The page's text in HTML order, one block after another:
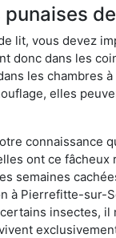
lit, vous devez
donc dans les
les chambres
elles
connaissance
ont ce fâcheux
semaines
à Pierrefitte-sur-
insectes, il